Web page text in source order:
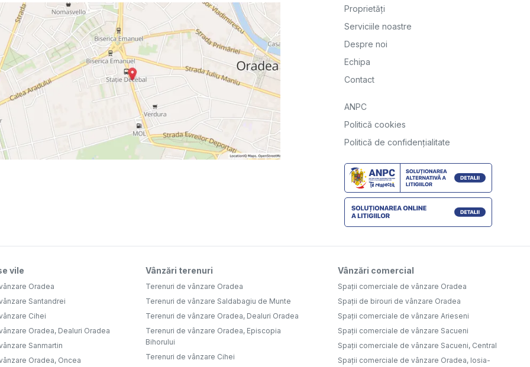
Proprietăți
Serviciile noastre
Despre noi
Echipa
Contact
ANPC
Politică cookies
Politică de confidențialitate
vile
Oradea
Santandrei
Cihei
Oradea, Dealuri Oradea
Sanmartin
Oradea, Oncea
Vânzări terenuri
Terenuri de vânzare Oradea
Terenuri de vânzare Saldabagiu de Munte
Terenuri de vânzare Oradea, Dealuri Oradea
Terenuri de vânzare Oradea, Episcopia
Bihorului
Terenuri de vânzare Cihei
Vânzări comercial
Spații comerciale de vânzare Oradea
Spații de birouri de vânzare Oradea
Spații comerciale de vânzare Arieseni
Spații comerciale de vânzare Sacueni
Spații comerciale de vânzare Sacueni, Central
Spații comerciale de vânzare Oradea, Iosia-